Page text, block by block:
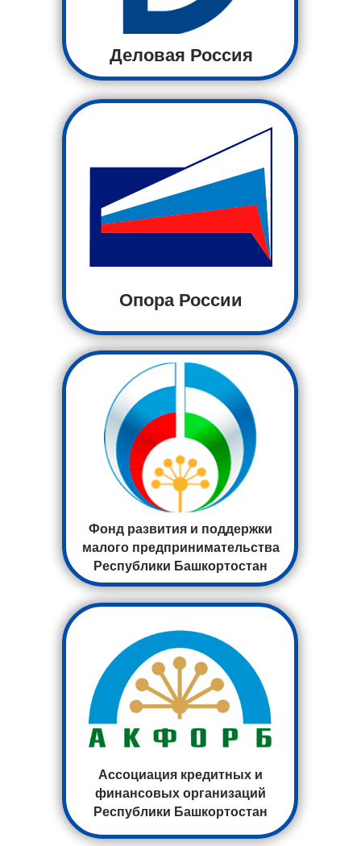
Фонд развития и поддержки
малого предпринимательства
Республики Башкортостан
Ассоциация кредитных и
финансовых организаций
Республики Башкортостан
Опора России
Деловая Россия